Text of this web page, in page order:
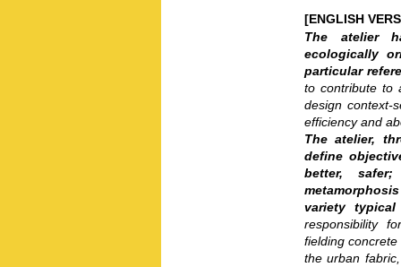
[ENGLISH
The atelier
ecologically
particular
to contribute to
design context-
efficiency and
The atelier,
define
better,
variety
responsibility
fielding
the urban